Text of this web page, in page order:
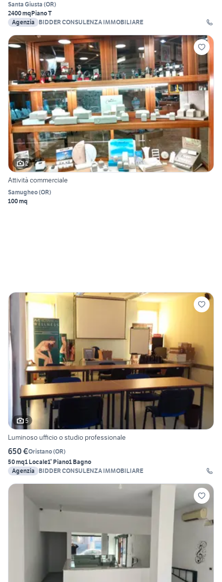
Santa Giusta (OR)
2400 mqPiano T
Agenzia
BIDDER CONSULENZA IMMOBILIARE
2
Attività commerciale
Samugheo(OR)
100 mq
5
Luminoso ufficio o studio professionale
650 €Oristano(OR)
50 mq1 Locale1° Piano1 Bagno
Agenzia
BIDDER CONSULENZA IMMOBILIARE